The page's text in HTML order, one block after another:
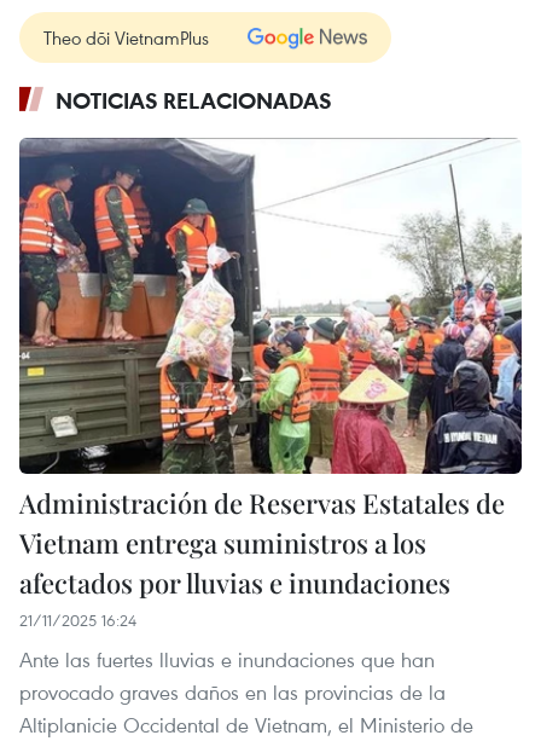
Theo dõi VietnamPlus
NOTICIAS RELACIONADAS
Administración de Reservas Estatales de
Vietnam entrega suministros a los
afectados por lluvias e inundaciones
21/11/2025 16:24
Ante las fuertes lluvias e inundaciones que han
provocado graves daños en las provincias de la
Altiplanicie Occidental de Vietnam, el Ministerio de